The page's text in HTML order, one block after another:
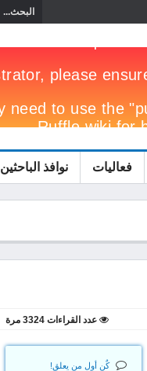
فعاليات نوافذ الباحثين
عدد القراءات 3324 مرة
كٌن أول من يعلق!